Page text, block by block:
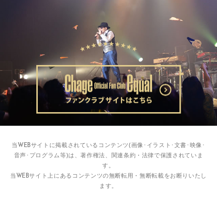
当WEBサイトに掲載されているコンテンツ(画像･イラスト･文書･映像･
音声･プログラム等)は、著作権法、関連条約・法律で保護されていま
す。
当WEBサイト上にあるコンテンツの無断転用・無断転載をお断りいたし
ます。